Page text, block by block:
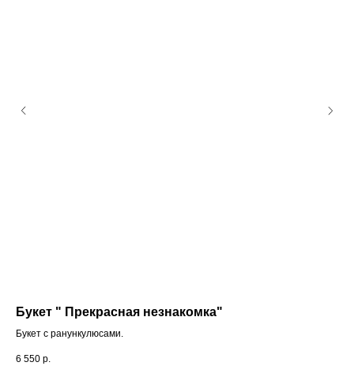
Букет " Прекрасная незнакомка"
Букет с ранункулюсами.
6 550 р.